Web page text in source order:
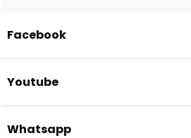
Facebook
Youtube
Whatsapp